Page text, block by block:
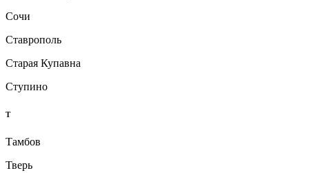
Сочи
Ставрополь
Старая Купавна
Ступино
Т
Тамбов
Тверь